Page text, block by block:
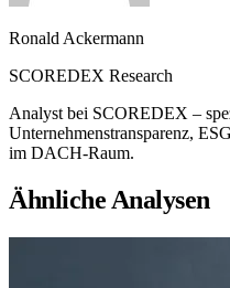
Ronald Ackermann
SCOREDEX Research
Analyst bei SCOREDEX –
Unternehmenstransparenz,
im DACH-Raum.
Ähnliche Analysen